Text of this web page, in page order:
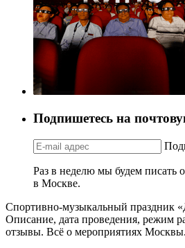
Подпишетесь на
Раз в неделю мы будем писать
в Москве.
Спортивно-музыкальный праздник
Описание, дата проведения, режим
отзывы. Всё о мероприятиях Москвы.